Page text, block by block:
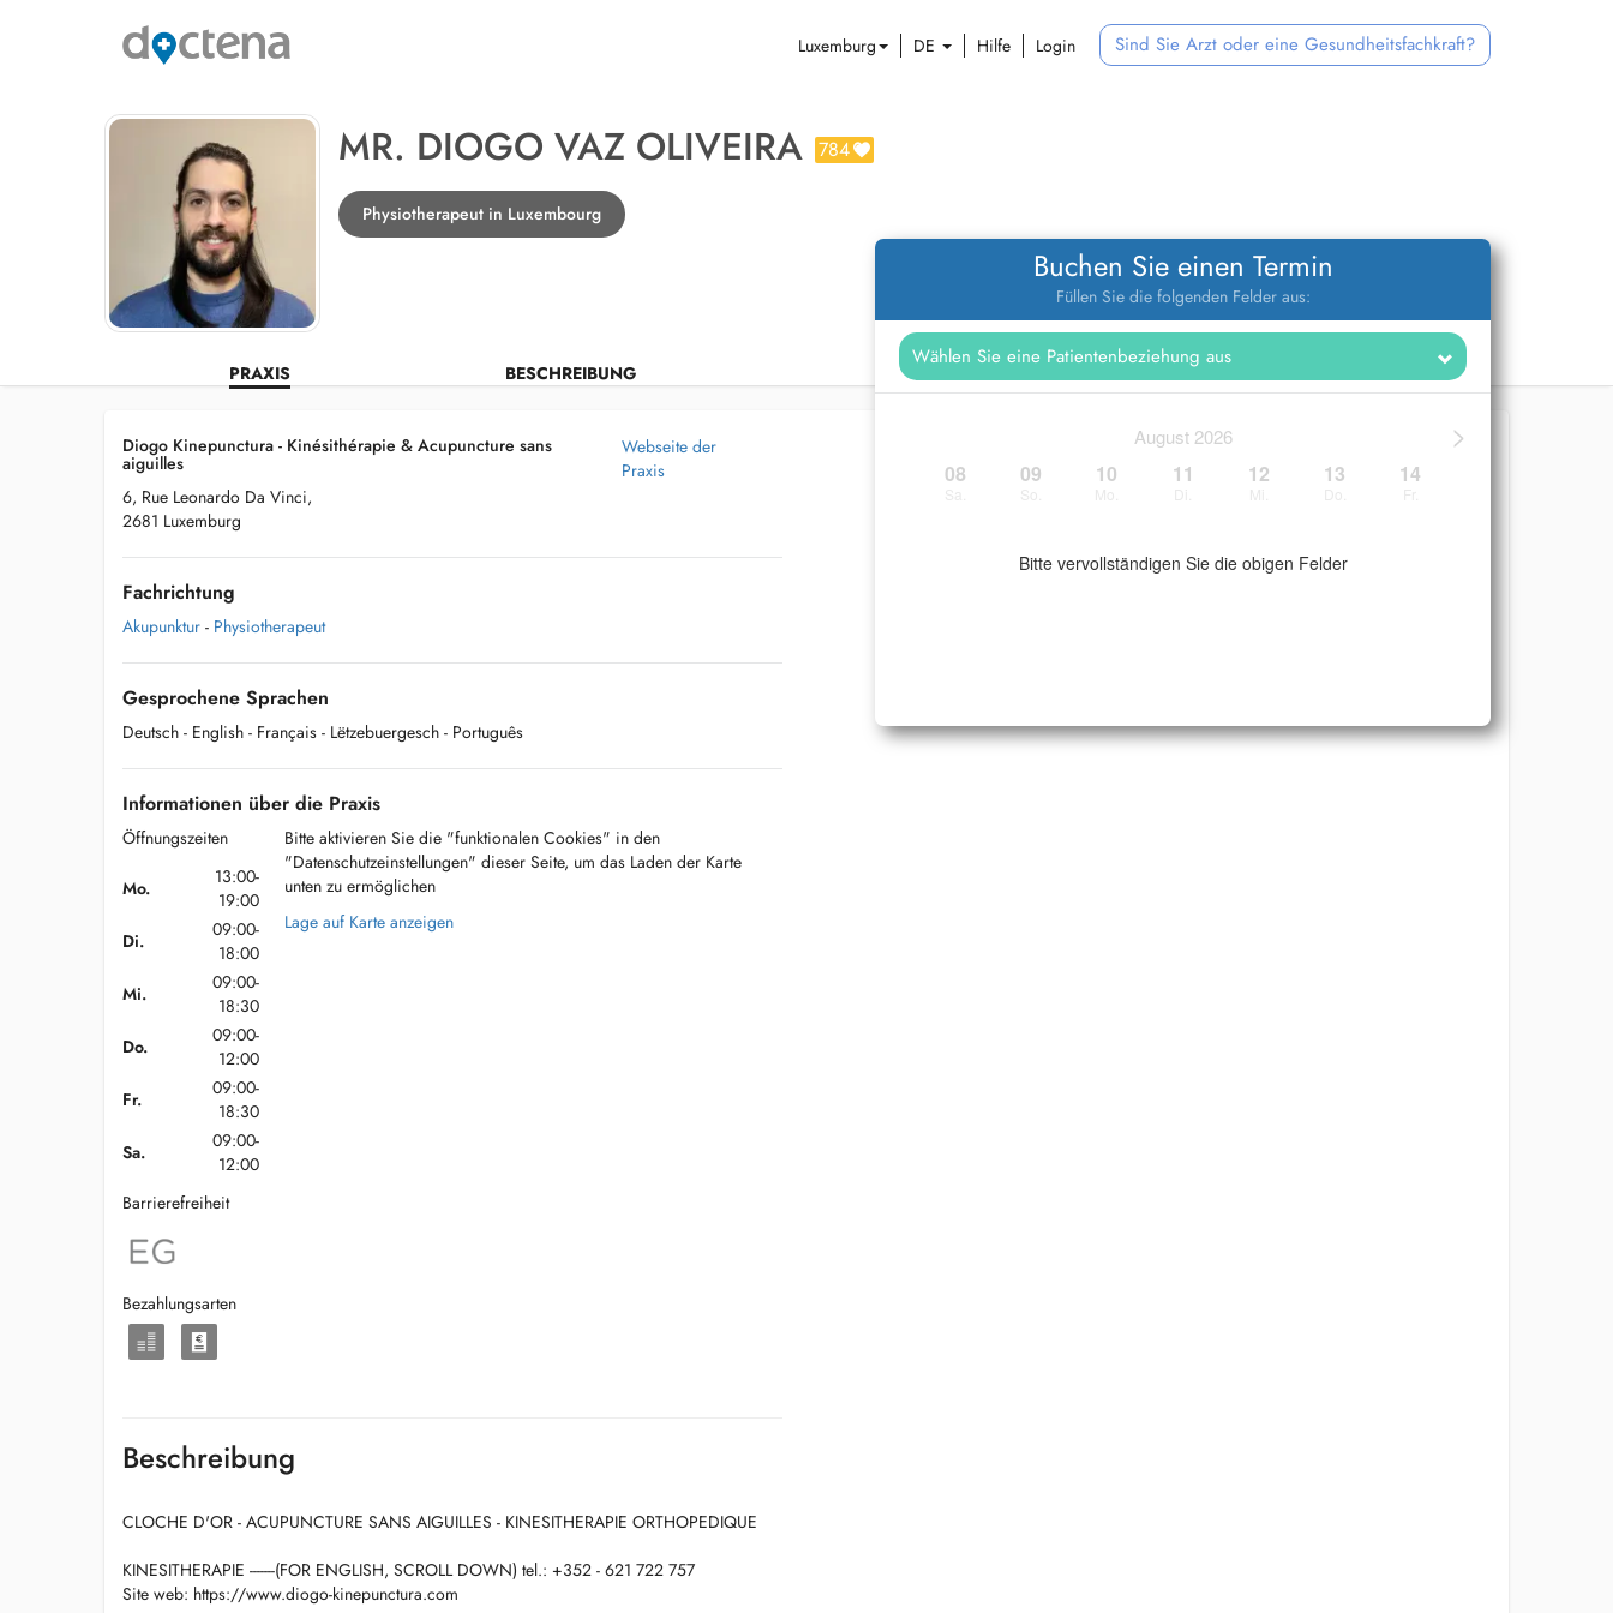
Luxemburg DE Hilfe Login Sind Sie Arzt oder eine Gesundheitsfachkraft?
MR. DIOGO VAZ OLIVEIRA 784
Physiotherapeut in Luxembourg
PRAXIS BESCHREIBUNG
Buchen Sie einen Termin
Füllen Sie die folgenden Felder aus:
>
August 2026
08 09 10 11 12 13 14
Bitte vervollständigen Sie die obigen Felder
Diogo Kinepunctura - Kinésithérapie & Acupuncture sans
aiguilles
6, Rue Leonardo Da Vinci,
2681 Luxemburg
Webseite der
Praxis
Fachrichtung
Akupunktur - Physiotherapeut
Gesprochene Sprachen
Deutsch - English - Français - Lëtzebuergesch - Português
Informationen über die Praxis
Öffnungszeiten
Mo.
13:00-
19:00
Di.
09:00-
18:00
Mi.
09:00-
18:30
Do.
09:00-
12:00
Fr.
09:00-
18:30
Sa.
09:00-
12:00
Barrierefreiheit
Bezahlungsarten
Bitte aktivieren Sie die "funktionalen Cookies" in den
"Datenschutzeinstellungen" dieser Seite, um das Laden der Karte
unten zu ermöglichen
Lage auf Karte anzeigen
Beschreibung
CLOCHE D'OR - ACUPUNCTURE SANS AIGUILLES - KINESITHERAPIE ORTHOPEDIQUE
KINESITHERAPIE -------(FOR ENGLISH, SCROLL DOWN) tel.: +352 - 621 722 757
Site web: https://www.diogo-kinepunctura.com